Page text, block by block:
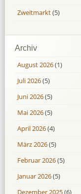
Zweitmarkt(5)
Archiv
August 2026(1)
Juli 2026(5)
Juni 2026(5)
Mai 2026(5)
April 2026(4)
März 2026(5)
Februar 2026(5)
Januar 2026(5)
Dezember 2025(6)